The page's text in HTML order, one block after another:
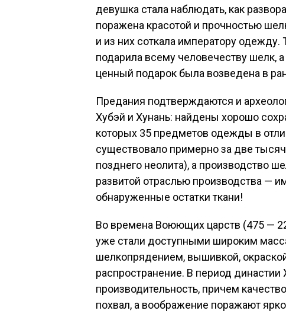
девушка стала наблюдать, как
поражена красотой и прочностью
и из них соткала императору
подарила всему человечеству шелк,
ценный подарок была возведена в
Предания подтверждаются и
Хубэй и Хунань: найдены хорошо
которых 35 предметов одежды в
существовало примерно за две
позднего неолита), а производство
развитой отраслью производства —
обнаруженные остатки ткани!
Во времена Воюющих царств (475 —
уже стали доступными широким
шелкопрядением, вышивкой,
распространение. В период династии
производительность, причем
похвал, а воображение поражают